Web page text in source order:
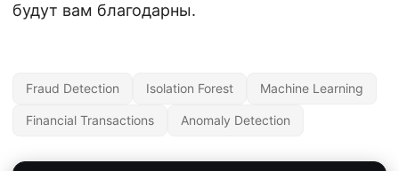
будут вам благодарны.
Fraud Detection Isolation Forest Machine Learning
Financial Transactions Anomaly Detection